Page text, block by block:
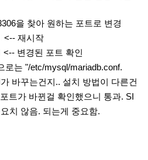
을 찾아 원하는 포트로 변경
<-- 재시작
변경된 포트 확인
로는 "/etc/mysql/mariadb.conf.
바꾸는건지.. 설치 방법이 다른건
트가 바뀐걸 확인했으니 통과. SI
치 않음. 되는게 중요함.